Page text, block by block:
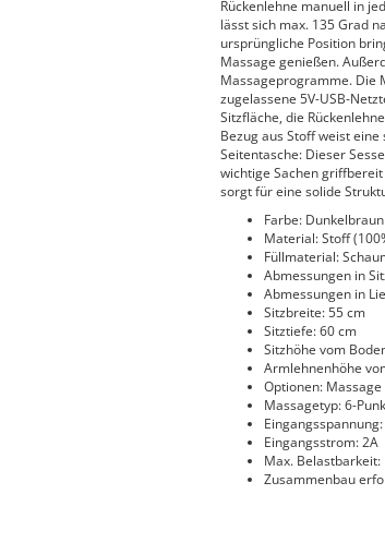
Rückenlehne manuell in
lässt sich max. 135 Grad
ursprüngliche Position
Massage genießen.
Massageprogramme. Die
zugelassene 5V-USB-
Sitzfläche, die
Bezug aus Stoff weist
Seitentasche: Dieser
wichtige Sachen
sorgt für eine solide
Farbe: Dunkelbraun
Material: Stoff
Füllmaterial:
Abmessungen in
Abmessungen in
Sitzbreite: 55 cm
Sitztiefe: 60 cm
Sitzhöhe vom
Armlehnenhöhe
Optionen:
Massagetyp: 6-
Eingangsspannung:
Eingangsstrom: 2A
Max. Belastbarkeit:
Zusammenbau